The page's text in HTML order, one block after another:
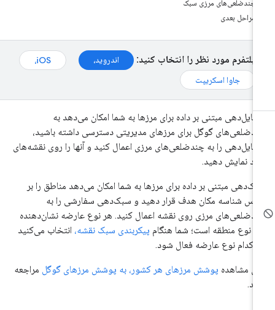
چندضلعی‌های مرزی سبک
مراحل بعدی
پلتفرم مورد نظر را انتخاب کنید: اندروید،
iOS،
جاوا اسکریپت
مبتنی بر داده برای مرزها به شما امکان می‌دهد به
گوگل برای مرزهای مدیریتی دسترسی داشته باشید،
را به چندضلعی‌های مرزی اعمال کنید و آنها را روی نقشه‌های
نمایش دهید.
مبتنی بر داده برای مرزها به شما امکان می‌دهد مناطق را بر
شناسه مکان هدف قرار دهید و سبک‌دهی سفارشی را به
مرزی روی نقشه اعمال کنید. هر نوع عارضه نشان‌دهنده
نوع منطقه است؛ شما هنگامپیکربندی سبک نقشه،انتخاب می‌کنید
کدام نوع عارضه فعال شود.
مشاهدهپوشش مرزهای هر کشور، به پوشش مرزهای گوگلمراجعه